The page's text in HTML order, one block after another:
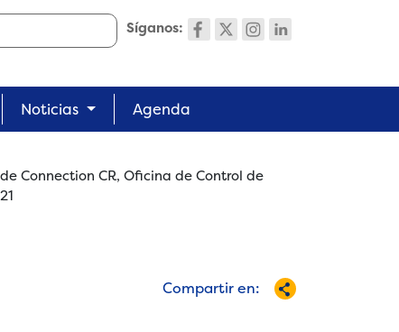
Síganos:
Noticias Agenda
Connection CR, Oficina de Control de
Compartir en: